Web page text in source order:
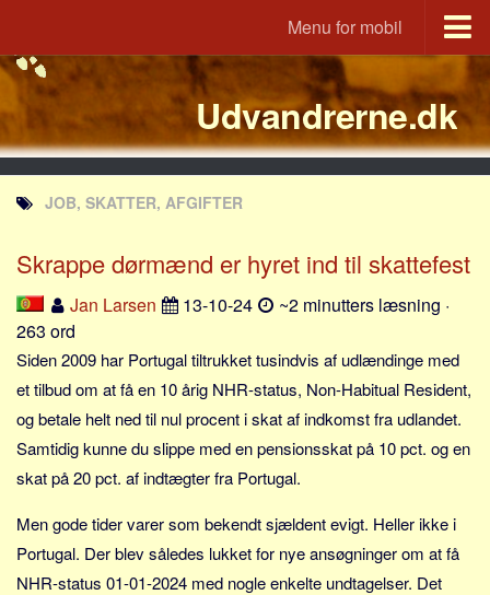
Menu for mobil
Portal
Udvandrerne.dk
Utvandrerne.no
Utvandrarna.se
Tyskland.dk
England.dk
Rusland.dk
JLKM.dk
Lande
Tyrkiet
Spanien
Frankrig
Norge
Thailand
Udvandrerne.dk
JOB, SKATTER, AFGIFTER
Skrappe dørmænd er hyret ind til skattefest
Jan Larsen 13-10-24
~2 minutters læsning ·
263 ord
Siden 2009 har Portugal tiltrukket tusindvis af udlændinge med
et tilbud om at få en 10 årig NHR-status, Non-Habitual Resident,
og betale helt ned til nul procent i skat af indkomst fra udlandet.
Samtidig kunne du slippe med en pensionsskat på 10 pct. og en
skat på 20 pct. af indtægter fra Portugal.
Men gode tider varer som bekendt sjældent evigt. Heller ikke i
Portugal. Der blev således lukket for nye ansøgninger om at få
NHR-status 01-01-2024 med nogle enkelte undtagelser. Det